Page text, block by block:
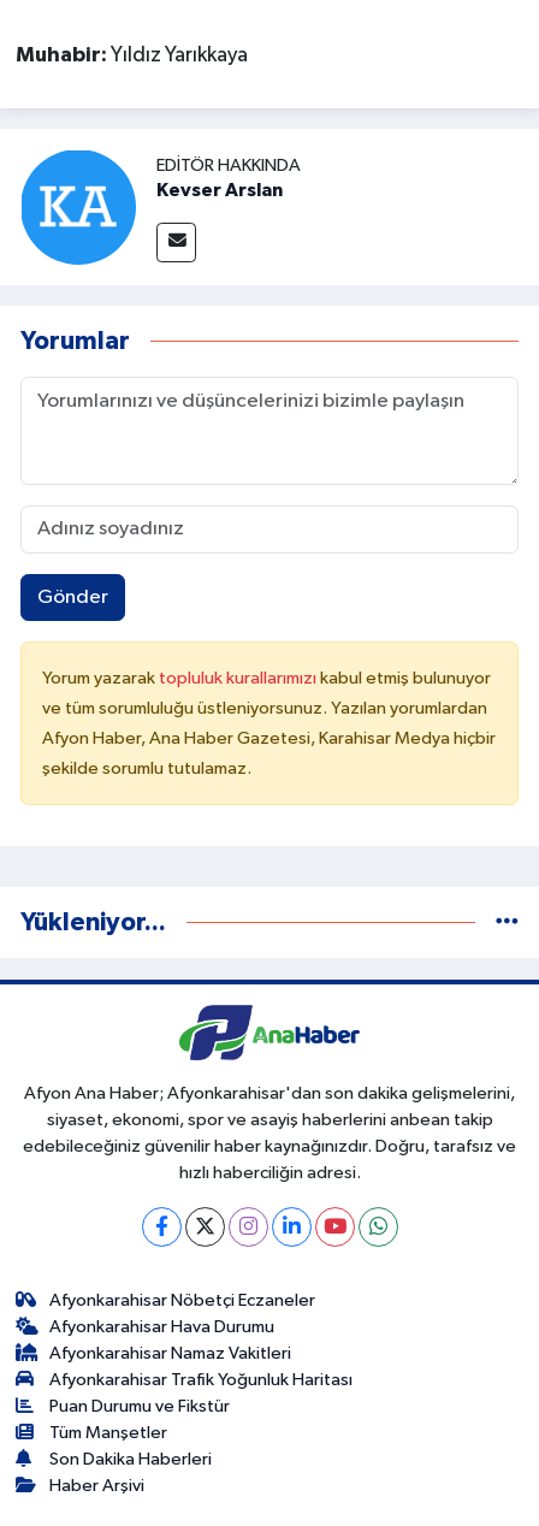
Muhabir: Yıldız Yarıkkaya
EDITÖR HAKKINDA
Kevser Arslan
Yorumlar
Gönder
Yorum yazarak topluluk kurallarımızı kabul etmiş bulunuyor
ve tüm sorumluluğu üstleniyorsunuz. Yazılan yorumlardan
Afyon Haber, Ana Haber Gazetesi, Karahisar Medya hiçbir
şekilde sorumlu tutulamaz.
Yükleniyor...
Afyon Ana Haber; Afyonkarahisar'dan son dakika gelişmelerini,
siyaset, ekonomi, spor ve asayiş haberlerini anbean takip
edebileceğiniz güvenilir haber kaynağınızdır. Doğru, tarafsız ve
hızlı haberciliğin adresi.
Afyonkarahisar Nöbetçi Eczaneler
Afyonkarahisar Hava Durumu
Afyonkarahisar Namaz Vakitleri
Afyonkarahisar Trafik Yoğunluk Haritası
Puan Durumu ve Fikstür
Tüm Manşetler
Son Dakika Haberleri
Haber Arşivi